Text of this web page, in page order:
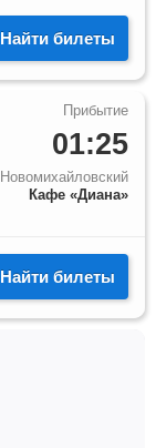
Найти билеты
01:25
Новомихайловский
Кафе «Диана»
Найти билеты